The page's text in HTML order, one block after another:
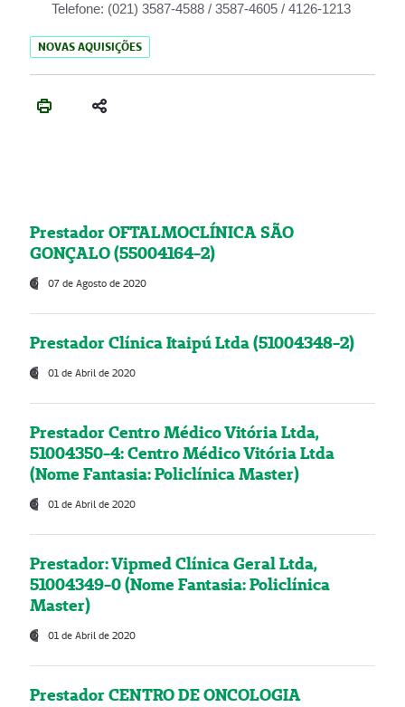
Telefone: (021) 3587-4588 / 3587-4605 / 4126-1213
NOVAS AQUISIÇÕES
Prestador OFTALMOCLÍNICA SÃO
GONÇALO (55004164-2)
07 de Agosto de 2020
Prestador Clínica Itaipú Ltda (51004348-2)
01 de Abril de 2020
Prestador Centro Médico Vitória Ltda,
51004350-4: Centro Médico Vitória Ltda
(Nome Fantasia: Policlínica Master)
01 de Abril de 2020
Prestador: Vipmed Clínica Geral Ltda,
51004349-0 (Nome Fantasia: Policlínica
Master)
01 de Abril de 2020
Prestador CENTRO DE ONCOLOGIA